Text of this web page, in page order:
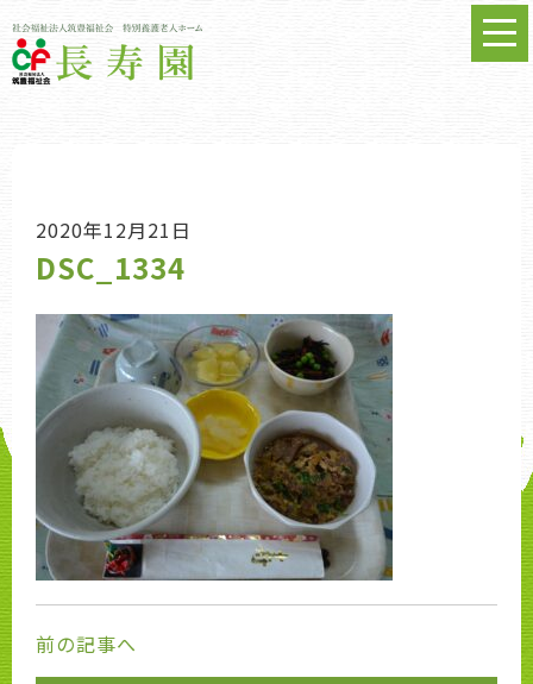
2020年12月21日
DSC_1334
前の記事へ